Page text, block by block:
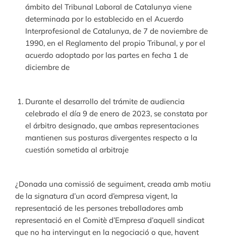
ámbito del Tribunal Laboral de Catalunya viene
determinada por lo establecido en el Acuerdo
Interprofesional de Catalunya, de 7 de noviembre de
1990, en el Reglamento del propio Tribunal, y por el
acuerdo adoptado por las partes en fecha 1 de
diciembre de
Durante el desarrollo del trámite de audiencia
celebrado el día 9 de enero de 2023, se constata por
el árbitro designado, que ambas representaciones
mantienen sus posturas divergentes respecto a la
cuestión sometida al arbitraje
¿Donada una comissió de seguiment, creada amb motiu
de la signatura d’un acord d’empresa vigent, la
representació de les persones treballadores amb
representació en el Comitè d’Empresa d’aquell sindicat
que no ha intervingut en la negociació o que, havent